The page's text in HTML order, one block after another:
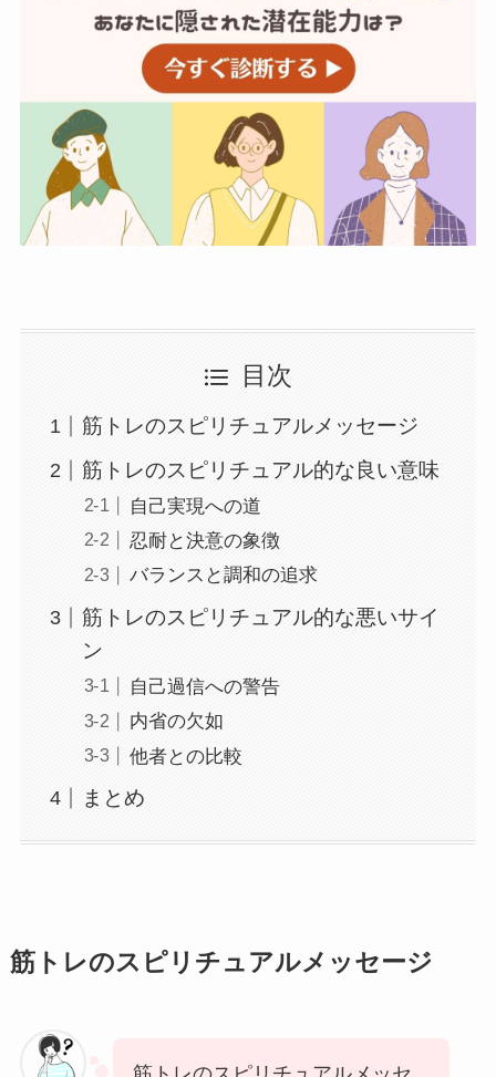
目次
筋トレのスピリチュアルメッセージ
筋トレのスピリチュアル的な良い意味
自己実現への道
忍耐と決意の象徴
バランスと調和の追求
筋トレのスピリチュアル的な悪いサイ
ン
自己過信への警告
内省の欠如
他者との比較
まとめ
筋トレのスピリチュアルメッセージ